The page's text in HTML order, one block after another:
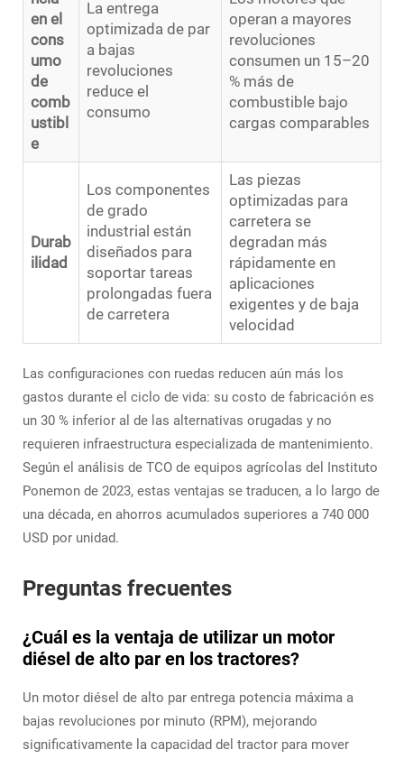
en el
cons
umo
de
comb
ustibl
e
La entrega
optimizada de par
a bajas
revoluciones
reduce el
consumo
operan a mayores
revoluciones
consumen un 15–20
% más de
combustible bajo
cargas comparables
Durab
ilidad
Los componentes
de grado
industrial están
diseñados para
soportar tareas
prolongadas fuera
de carretera
Las piezas
optimizadas para
carretera se
degradan más
rápidamente en
aplicaciones
exigentes y de baja
velocidad
Las configuraciones con ruedas reducen aún más los
gastos durante el ciclo de vida: su costo de fabricación es
un 30 % inferior al de las alternativas orugadas y no
requieren infraestructura especializada de mantenimiento.
Según el análisis de TCO de equipos agrícolas del Instituto
Ponemon de 2023, estas ventajas se traducen, a lo largo de
una década, en ahorros acumulados superiores a 740 000
USD por unidad.
Preguntas frecuentes
¿Cuál es la ventaja de utilizar un motor
diésel de alto par en los tractores?
Un motor diésel de alto par entrega potencia máxima a
bajas revoluciones por minuto (RPM), mejorando
significativamente la capacidad del tractor para mover